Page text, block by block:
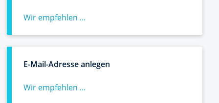
Wir empfehlen ...
E-Mail-Adresse anlegen
Wir empfehlen ...